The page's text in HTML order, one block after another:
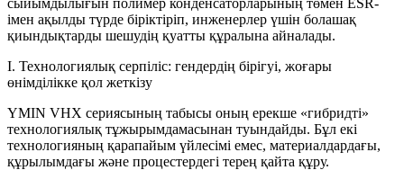
імен ақылды түрде біріктіріп, инженерлер үшін болашақ
қиындықтарды шешудің қуатты құралына айналады.
I. Технологиялық серпіліс: гендердің бірігуі, жоғары
өнімділікке қол жеткізу
YMIN VHX сериясының табысы оның ерекше «гибридті»
технологиялық тұжырымдамасынан туындайды. Бұл екі
технологияның қарапайым үйлесімі емес, материалдардағы,
құрылымдағы және процестердегі терең қайта құру.